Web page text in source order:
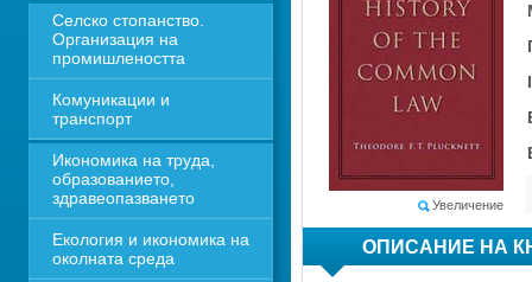
Селско стопанство.
Организация на
промишлеността
Комуникации и
транспорт
Икономика на труда,
образованието,
здравеопазването
Екология и икономика на
околната среда
Увеличение
ОПИСАНИЕ НА